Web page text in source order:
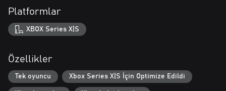
• Yol ıslakken kazadan kaçınmak için takip mesafeni artır.
• Göstergelerdeki uyarı ışıklarına dikkat et. Deponu doldur veya
aracını şarj et ve gerekirse servise götür.
• Yaptığın işlerden elde ettiğin kârla yeni arabalar satın al.
bölgeleri ve zaman aralıklarını belirle.
• Kârını en üst düzeye çıkarmak için doğru kararlar al!
Platformlar
XBOX Series X|S
Özellikler
Tek oyuncu Xbox Series X|S İçin Optimize Edildi